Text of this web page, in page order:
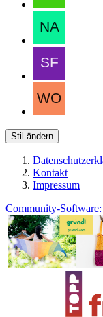
Stil ändern
Kontakt
Impressum
Community-Software: